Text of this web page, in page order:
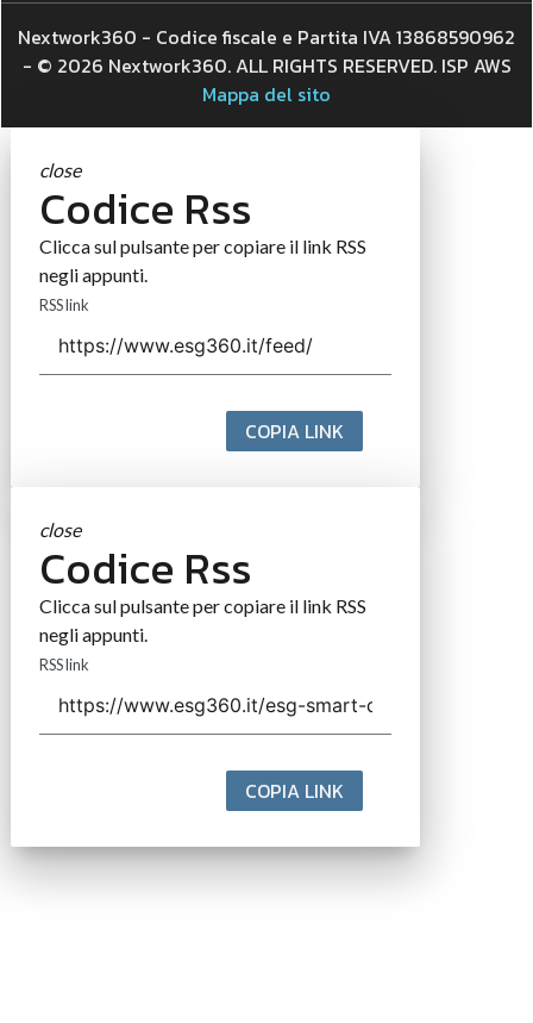
Nextwork360 - Codice fiscale e Partita IVA 13868590962
- © 2026 Nextwork360. ALL RIGHTS RESERVED. ISP AWS
Mappa del sito
close
Codice Rss
Clicca sul pulsante per copiare il link RSS
negli appunti.
RSS link
COPIA LINK
close
Codice Rss
Clicca sul pulsante per copiare il link RSS
negli appunti.
RSS link
COPIA LINK